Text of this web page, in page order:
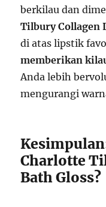
berkilau dan
Tilbury Collagen
di atas lipstik
memberikan
Anda lebih
mengurangi
Charlotte
Bath Gloss?